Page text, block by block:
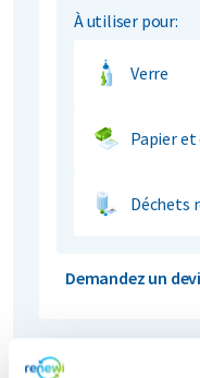
À utiliser pour:
Verre
Papier
Déchets
Demandez un